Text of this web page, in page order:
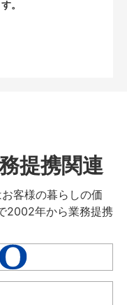
。
提携関連
客様の暮らしの価
2002年から業務提携